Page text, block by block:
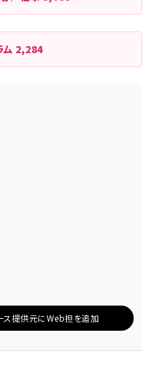
ム 2,284
ス提供元にWeb担を追加